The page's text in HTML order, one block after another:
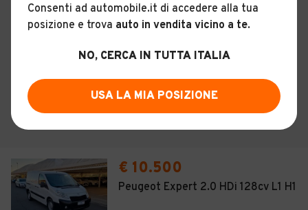
€ 10.500
Peugeot Expert 2.0 HDi 128cv L1 H1
Consenti ad automobile.it di accedere alla tua
posizione e trova auto in vendita vicino a te.
NO, CERCA IN TUTTA ITALIA
USA LA MIA POSIZIONE